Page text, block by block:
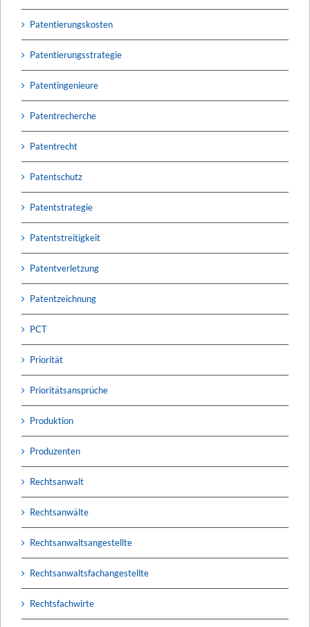
Patentierungskosten
Patentierungsstrategie
Patentingenieure
Patentrecherche
Patentrecht
Patentschutz
Patentstrategie
Patentstreitigkeit
Patentverletzung
Patentzeichnung
PCT
Priorität
Prioritätsansprüche
Produktion
Produzenten
Rechtsanwalt
Rechtsanwälte
Rechtsanwaltsangestellte
Rechtsanwaltsfachangestellte
Rechtsfachwirte